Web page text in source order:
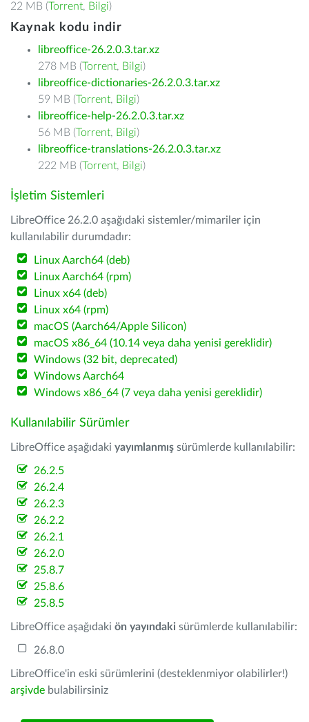
22 MB (Torrent, Bilgi)
Kaynak kodu indir
libreoffice-26.2.0.3.tar.xz
278 MB (Torrent, Bilgi)
libreoffice-dictionaries-26.2.0.3.tar.xz
59 MB (Torrent, Bilgi)
libreoffice-help-26.2.0.3.tar.xz
56 MB (Torrent, Bilgi)
libreoffice-translations-26.2.0.3.tar.xz
222 MB (Torrent, Bilgi)
İşletim Sistemleri
LibreOffice 26.2.0 aşağıdaki sistemler/mimariler için
kullanılabilir durumdadır:
Linux Aarch64 (deb)
Linux Aarch64 (rpm)
Linux x64 (deb)
Linux x64 (rpm)
macOS (Aarch64/Apple Silicon)
macOS x86_64 (10.14 veya daha yenisi gereklidir)
Windows (32 bit, deprecated)
Windows Aarch64
Windows x86_64 (7 veya daha yenisi gereklidir)
Kullanılabilir Sürümler
LibreOffice aşağıdaki yayımlanmış sürümlerde kullanılabilir:
26.2.5
26.2.4
26.2.3
26.2.2
26.2.1
26.2.0
25.8.7
25.8.6
25.8.5
LibreOffice aşağıdaki ön yayındaki sürümlerde kullanılabilir:
26.8.0
LibreOffice'in eski sürümlerini (desteklenmiyor olabilirler!)
arşivde bulabilirsiniz